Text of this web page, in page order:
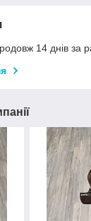
14 днів за